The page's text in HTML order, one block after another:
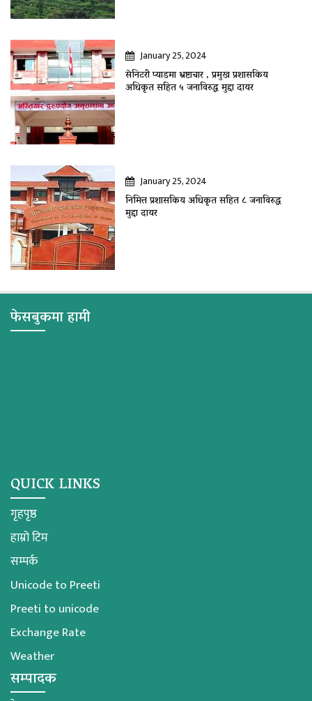
January 25, 2024
सेनिटरी प्याडमा भ्रष्टाचार , प्रमुख प्रशासकिय
अधिकृत सहित ५ जनाविरुद्ध मुद्दा दायर
January 25, 2024
निमित्त प्रशासकिय अधिकृत सहित ८ जनाविरुद्ध
मुद्दा दायर
फेसबुकमा हामी
QUICK LINKS
गृहपृष्ठ
हाम्रो टिम
सम्पर्क
Unicode to Preeti
Preeti to unicode
Exchange Rate
Weather
सम्पादक